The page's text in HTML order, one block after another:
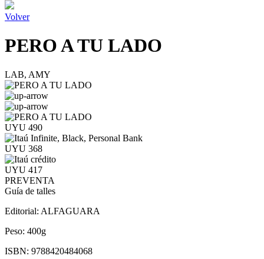
Volver
PERO A TU LADO
LAB, AMY
UYU 490
UYU 368
UYU 417
PREVENTA
Guía de talles
Editorial: ALFAGUARA
Peso: 400g
ISBN: 9788420484068